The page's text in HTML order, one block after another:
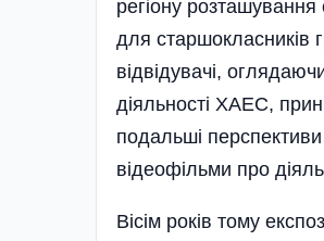
регіону
для старшокласників
відвідувачі,
діяльності ХАЕС,
подальші
відеофільми про
Вісім років тому